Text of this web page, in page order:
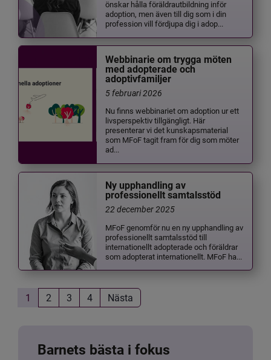
önskar hålla föräldrautbildning inför
adoption, men även till dig som i din
profession vill fördjupa dig i adop...
Webbinarie om trygga möten
med adopterade och
adoptivfamiljer
5 februari 2026
Nu finns webbinariet om adoption ur ett
livsperspektiv tillgängligt. Här
presenterar vi det kunskapsmaterial
som MFoF tagit fram för dig som möter
ad...
Ny upphandling av
professionellt samtalsstöd
22 december 2025
MFoF genomför nu en ny upphandling av
professionellt samtalsstöd till
internationellt adopterade och föräldrar
som adopterat internationellt. MFoF ha...
1 2 3 4 Nästa
Barnets bästa i fokus